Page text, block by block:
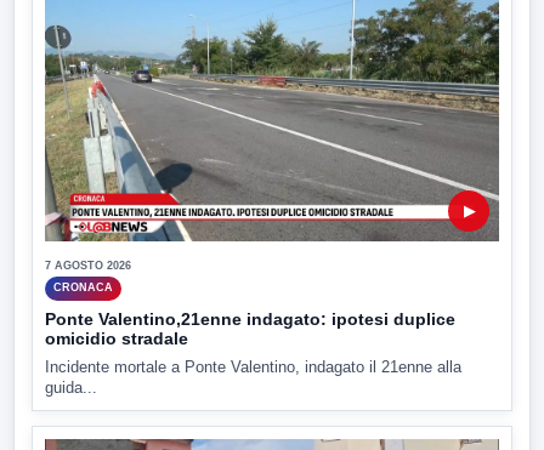
▶
7 AGOSTO 2026
CRONACA
Ponte Valentino,21enne indagato: ipotesi duplice
omicidio stradale
Incidente mortale a Ponte Valentino, indagato il 21enne alla
guida...